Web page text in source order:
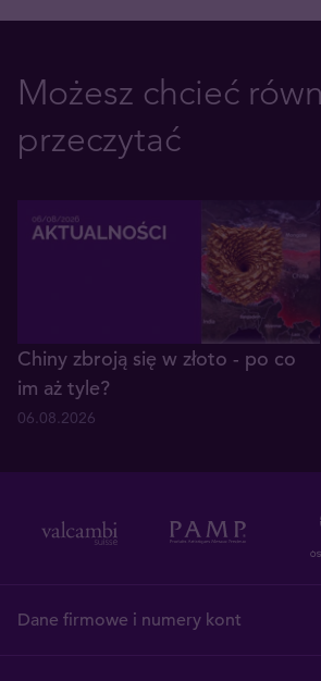
Możesz chcieć
przeczytać
Chiny zbroją się w złoto - po co
im aż tyle?
06.08.2026
Dane firmowe i numery kont